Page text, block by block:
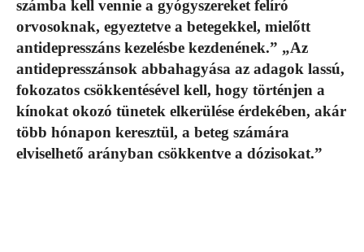
számba kell vennie a gyógyszereket felíró
orvosoknak, egyeztetve a betegekkel, mielőtt
antidepresszáns kezelésbe kezdenének.” „Az
antidepresszánsok abbahagyása az adagok lassú,
fokozatos csökkentésével kell, hogy történjen a
kínokat okozó tünetek elkerülése érdekében, akár
több hónapon keresztül, a beteg számára
elviselhető arányban csökkentve a dózisokat.”